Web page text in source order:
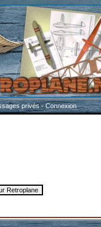
privés-Connexion